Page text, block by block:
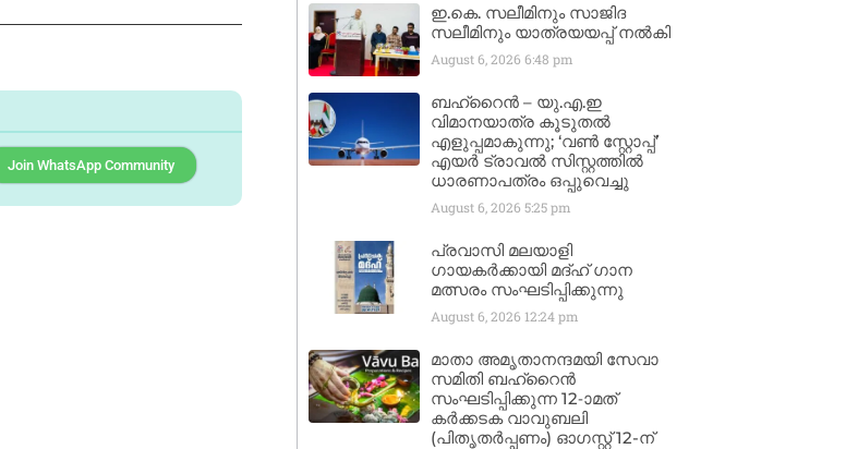
Join WhatsApp Community
ഇ.കെ. സലീമിനും സാജിദ
സലീമിനും യാത്രയയപ്പ് നൽകി
August 6, 2026 6:48 pm
ബഹ്‌റൈൻ – യു.എ.ഇ
വിമാനയാത്ര കൂടുതൽ
എളുപ്പമാകുന്നു; ‘വൺ സ്റ്റോപ്പ്’
എയർ ട്രാവൽ സിസ്റ്റത്തിൽ
ധാരണാപത്രം ഒപ്പുവെച്ചു
August 6, 2026 5:25 pm
പ്രവാസി മലയാളി
ഗായകർക്കായി മദ്ഹ് ഗാന
മത്സരം സംഘടിപ്പിക്കുന്നു
August 6, 2026 12:24 pm
മാതാ അമൃതാനന്ദമയി സേവാ
സമിതി ബഹ്‌റൈൻ
സംഘടിപ്പിക്കുന്ന 12-ാമത്
കർക്കടക വാവുബലി
(പിതൃതർപ്പണം) ഓഗസ്റ്റ് 12-ന്